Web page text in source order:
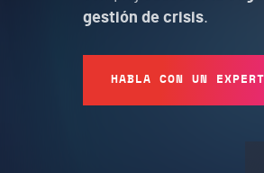
gestión de crisis.
HABLA CON UN